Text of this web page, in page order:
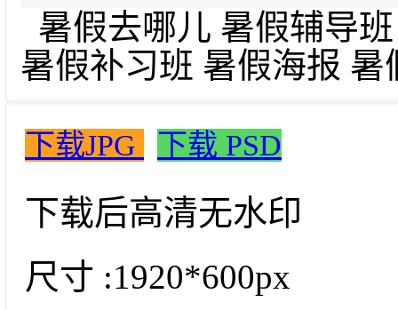
暑假去哪儿 暑假辅导
暑假补习班 暑假海报
下载JPG 下载 PSD
下载后高清无水印
尺寸 :1920*600px